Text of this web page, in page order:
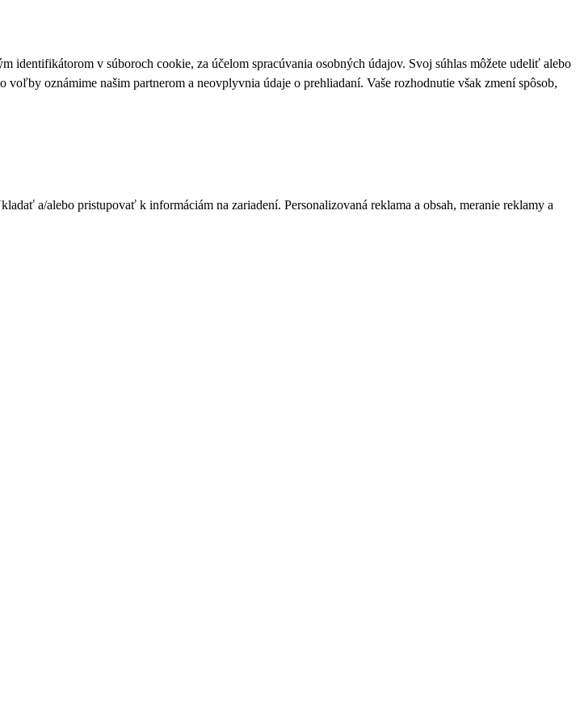
identifikátorom v súboroch cookie, za účelom spracúvania osobných údajov. Svoj súhlas môžete udeliť alebo
voľby oznámime našim partnerom a neovplyvnia údaje o prehliadaní. Vaše rozhodnutie však zmení spôsob,
a/alebo pristupovať k informáciám na zariadení. Personalizovaná reklama a obsah, meranie reklamy a